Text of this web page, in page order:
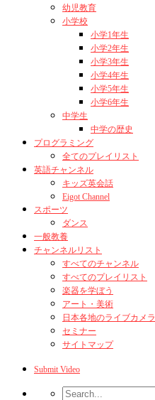
幼児教育
小学校
小学1年生
小学2年生
小学3年生
小学4年生
小学5年生
小学6年生
中学生
中学の歴史
プログラミング
全てのプレイリスト
英語チャンネル
キッズ英会話
Eigot Channel
スポーツ
ダンス
一般教養
チャンネルリスト
すべてのチャンネル
すべてのプレイリスト
楽器を学ぼう
アート・美術
日本各地のライブカメラ
セミナー
サイトマップ
Submit Video